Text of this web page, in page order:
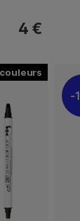
4 €